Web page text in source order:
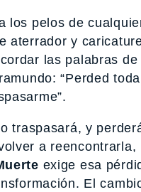
los pelos de
aterrador y
las palabras de
“Perded toda
traspasará, y
a reencontrarla,
exige esa
El